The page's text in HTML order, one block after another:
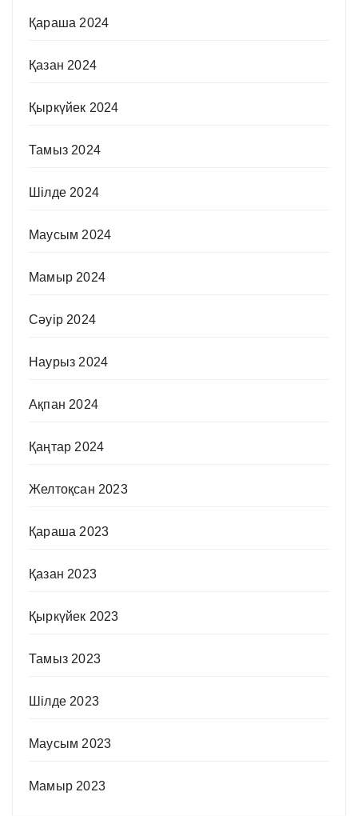
Қараша 2024
Қазан 2024
Қыркүйек 2024
Тамыз 2024
Шілде 2024
Маусым 2024
Мамыр 2024
Сәуір 2024
Наурыз 2024
Ақпан 2024
Қаңтар 2024
Желтоқсан 2023
Қараша 2023
Қазан 2023
Қыркүйек 2023
Тамыз 2023
Шілде 2023
Маусым 2023
Мамыр 2023